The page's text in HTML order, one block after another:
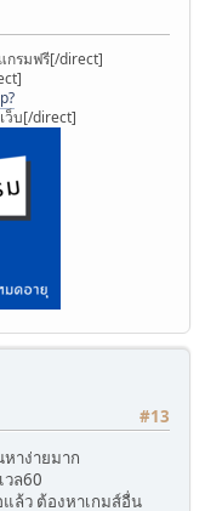
กรมฟรี[/direct]
ว็บ[/direct]
#13
าง่ายมาก
ล60
ล้ว ต้องหาเกมส์อื่น